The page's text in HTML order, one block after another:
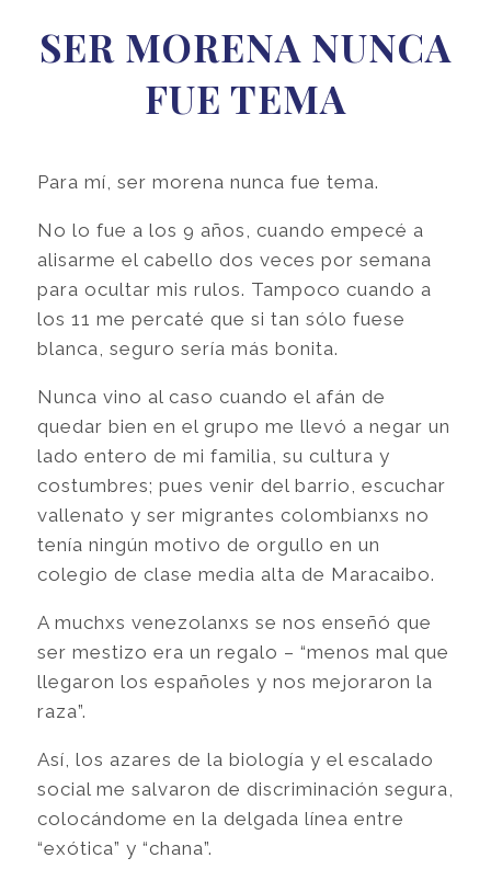
SER MORENA NUNCA
FUE TEMA
Para mí, ser morena nunca fue tema.
No lo fue a los 9 años, cuando empecé a
alisarme el cabello dos veces por semana
para ocultar mis rulos. Tampoco cuando a
los 11 me percaté que si tan sólo fuese
blanca, seguro sería más bonita.
Nunca vino al caso cuando el afán de
quedar bien en el grupo me llevó a negar un
lado entero de mi familia, su cultura y
costumbres; pues venir del barrio, escuchar
vallenato y ser migrantes colombianxs no
tenía ningún motivo de orgullo en un
colegio de clase media alta de Maracaibo.
A muchxs venezolanxs se nos enseñó que
ser mestizo era un regalo – “menos mal que
llegaron los españoles y nos mejoraron la
raza”.
Así, los azares de la biología y el escalado
social me salvaron de discriminación segura,
colocándome en la delgada línea entre
“exótica” y “chana”.